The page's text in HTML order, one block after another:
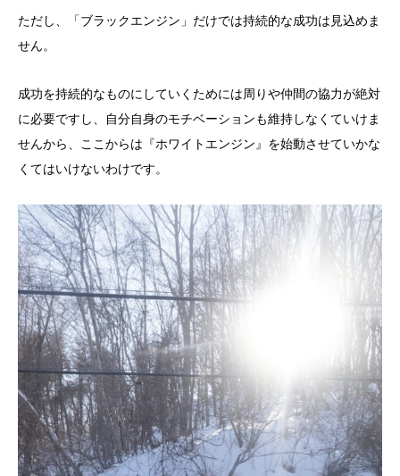
ただし、「ブラックエンジン」だけでは持続的な成功は見込めま
せん。
成功を持続的なものにしていくためには周りや仲間の協力が絶対
に必要ですし、自分自身のモチベーションも維持しなくていけま
せんから、ここからは『ホワイトエンジン』を始動させていかな
くてはいけないわけです。